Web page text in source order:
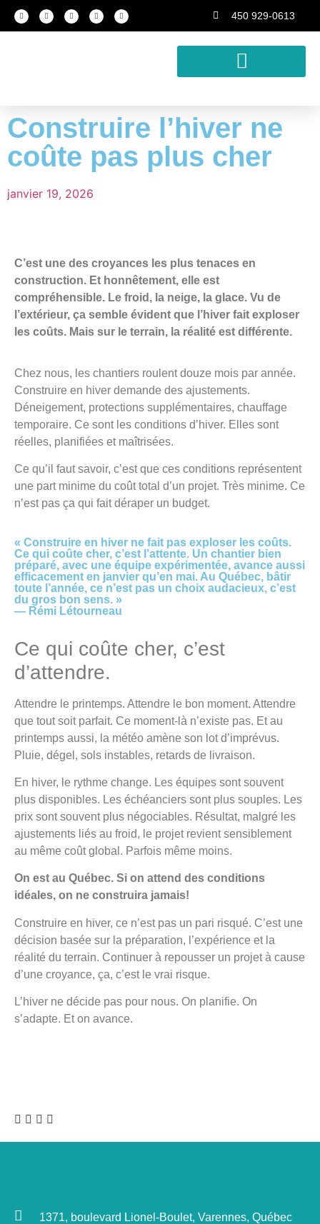
450 929-0613
Construire l’hiver ne
coûte pas plus cher
janvier 19, 2026
C’est une des croyances les plus tenaces en
construction. Et honnêtement, elle est
compréhensible. Le froid, la neige, la glace. Vu de
l’extérieur, ça semble évident que l’hiver fait exploser
les coûts. Mais sur le terrain, la réalité est différente.
Chez nous, les chantiers roulent douze mois par année.
Construire en hiver demande des ajustements.
Déneigement, protections supplémentaires, chauffage
temporaire. Ce sont les conditions d’hiver. Elles sont
réelles, planifiées et maîtrisées.
Ce qu’il faut savoir, c’est que ces conditions représentent
une part minime du coût total d’un projet. Très minime. Ce
n’est pas ça qui fait déraper un budget.
« Construire en hiver ne fait pas exploser les coûts.
Ce qui coûte cher, c’est l’attente. Un chantier bien
préparé, avec une équipe expérimentée, avance aussi
efficacement en janvier qu’en mai. Au Québec, bâtir
toute l’année, ce n’est pas un choix audacieux, c’est
du gros bon sens. »
— Rémi Létourneau
Ce qui coûte cher, c’est
d’attendre.
Attendre le printemps. Attendre le bon moment. Attendre
que tout soit parfait. Ce moment-là n’existe pas. Et au
printemps aussi, la météo amène son lot d’imprévus.
Pluie, dégel, sols instables, retards de livraison.
En hiver, le rythme change. Les équipes sont souvent
plus disponibles. Les échéanciers sont plus souples. Les
prix sont souvent plus négociables. Résultat, malgré les
ajustements liés au froid, le projet revient sensiblement
au même coût global. Parfois même moins.
On est au Québec. Si on attend des conditions
idéales, on ne construira jamais!
Construire en hiver, ce n’est pas un pari risqué. C’est une
décision basée sur la préparation, l’expérience et la
réalité du terrain. Continuer à repousser un projet à cause
d’une croyance, ça, c’est le vrai risque.
L’hiver ne décide pas pour nous. On planifie. On
s’adapte. Et on avance.
1371, boulevard Lionel-Boulet, Varennes, Québec